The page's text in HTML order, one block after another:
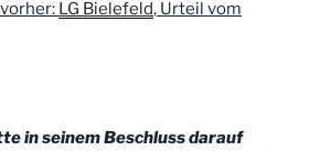
LG Bielefeld, Urteil vom
in seinem Beschluss darauf